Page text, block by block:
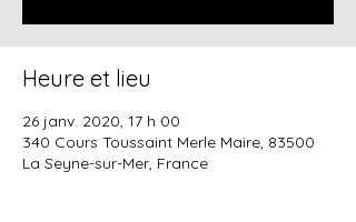
Heure et lieu
26 janv. 2020, 17 h 00
340 Cours Toussaint Merle Maire, 83500
La Seyne-sur-Mer, France